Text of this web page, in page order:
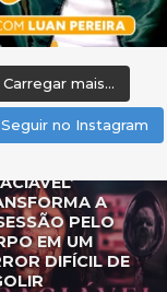
Carregar mais...
Seguir no Instagram
A
PELO
EM UM
DIFÍCIL DE